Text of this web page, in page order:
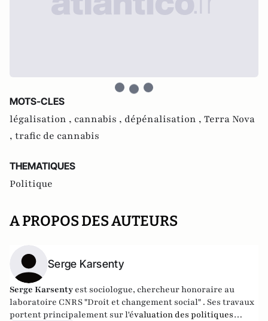
MOTS-CLES
légalisation , cannabis , dépénalisation , Terra Nova
, trafic de cannabis
THEMATIQUES
Politique
A PROPOS DES AUTEURS
Serge Karsenty
Serge Karsenty est sociologue, chercheur honoraire au
laboratoire CNRS "Droit et changement social" . Ses travaux
portent principalement sur l'évaluation des politiques